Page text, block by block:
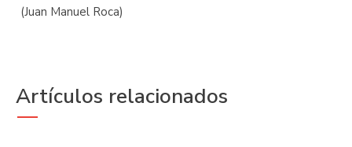
(Juan Manuel Roca)
Artículos relacionados